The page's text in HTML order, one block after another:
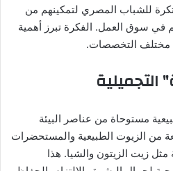
للشباب المصري لتمكينهم من
في سوق العمل. الفكرة تبرز أهمية
مختلف التخصصات.
التجميلية
مستوحاة من عناصر البيئة
من الزيوت الطبيعية والمستحضرات
زيت الزيتون والشيا. هذا